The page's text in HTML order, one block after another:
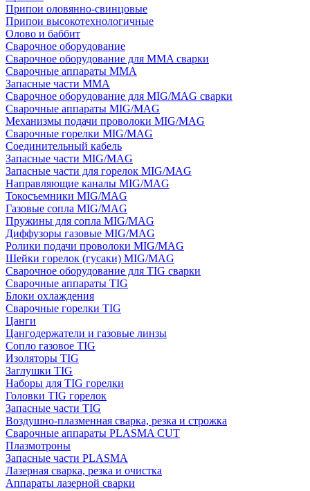
Припои оловянно-свинцовые
Припои высокотехнологичные
Олово и баббит
Сварочное оборудование
Сварочное оборудование для MMA сварки
Сварочные аппараты MMA
Запасные части MMA
Сварочное оборудование для MIG/MAG сварки
Сварочные аппараты MIG/MAG
Механизмы подачи проволоки MIG/MAG
Сварочные горелки MIG/MAG
Соединительный кабель
Запасные части MIG/MAG
Запасные части для горелок MIG/MAG
Направляющие каналы MIG/MAG
Токосъемники MIG/MAG
Газовые сопла MIG/MAG
Пружины для сопла MIG/MAG
Диффузоры газовые MIG/MAG
Ролики подачи проволоки MIG/MAG
Шейки горелок (гусаки) MIG/MAG
Сварочное оборудование для TIG сварки
Сварочные аппараты TIG
Блоки охлаждения
Сварочные горелки TIG
Цанги
Цангодержатели и газовые линзы
Сопло газовое TIG
Изоляторы TIG
Заглушки TIG
Наборы для TIG горелки
Головки TIG горелок
Запасные части TIG
Воздушно-плазменная сварка, резка и строжка
Сварочные аппараты PLASMA CUT
Плазмотроны
Запасные части PLASMA
Лазерная сварка, резка и очистка
Аппараты лазерной сварки